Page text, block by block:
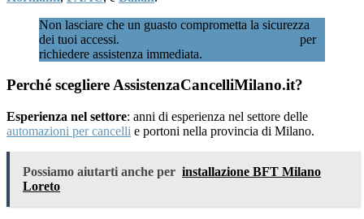
Non lasciare che un guasto comprometta la sicurezza
dei tuoi accessi.
per
richiedere assistenza immediata.
Perché scegliere AssistenzaCancelliMilano.it?
Esperienza nel settore: anni di esperienza nel settore delle
automazioni per cancelli e portoni nella provincia di Milano.
Possiamo aiutarti anche per installazione BFT Milano
Loreto